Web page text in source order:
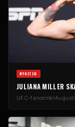
NYHETER
JULIANA MILLER
UFC-fancenter